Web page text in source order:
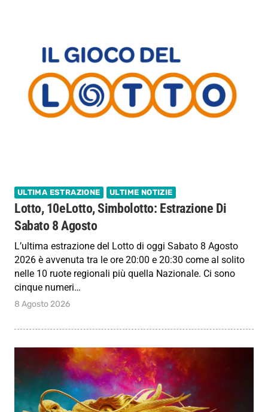
ULTIMA ESTRAZIONE ULTIME NOTIZIE
Lotto, 10eLotto, Simbolotto: Estrazione Di
Sabato 8 Agosto
L’ultima estrazione del Lotto di oggi Sabato 8 Agosto
2026 è avvenuta tra le ore 20:00 e 20:30 come al solito
nelle 10 ruote regionali più quella Nazionale. Ci sono
cinque numeri…
8 Agosto 2026